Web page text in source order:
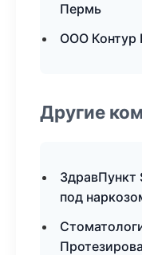
Пермь
ООО Контур
Другие
ЗдравПункт
под